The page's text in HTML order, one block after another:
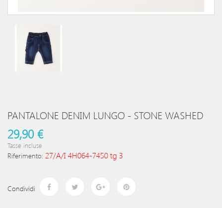
PANTALONE DENIM LUNGO - STONE WASHED
29,90 €
Tasse incluse
Riferimento: 27/A/I 4H064-7450 tg 3
Condividi